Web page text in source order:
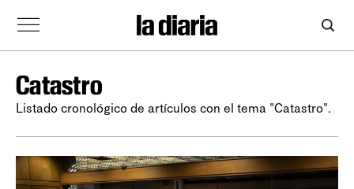
Catastro
Listado cronológico de artículos con el tema "Catastro".